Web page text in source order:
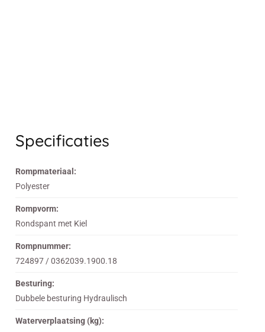
Specificaties
Rompmateriaal:
Polyester
Rompvorm:
Rondspant met Kiel
Rompnummer:
724897 / 0362039.1900.18
Besturing:
Dubbele besturing Hydraulisch
Waterverplaatsing (kg):